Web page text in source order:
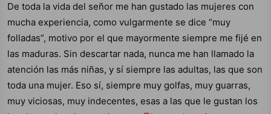
De toda la vida del señor me han gustado las mujeres con
mucha experiencia, como vulgarmente se dice “muy
folladas”, motivo por el que mayormente siempre me fijé en
las maduras. Sin descartar nada, nunca me han llamado la
atención las más niñas, y sí siempre las adultas, las que son
toda una mujer. Eso sí, siempre muy golfas, muy guarras,
muy viciosas, muy indecentes, esas a las que le gustan los